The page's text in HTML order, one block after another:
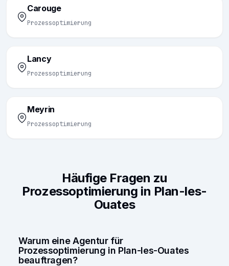
Carouge
Prozessoptimierung
Lancy
Prozessoptimierung
Meyrin
Prozessoptimierung
Häufige Fragen zu
Prozessoptimierung in Plan-les-
Ouates
Warum eine Agentur für
Prozessoptimierung in Plan-les-Ouates
beauftragen?